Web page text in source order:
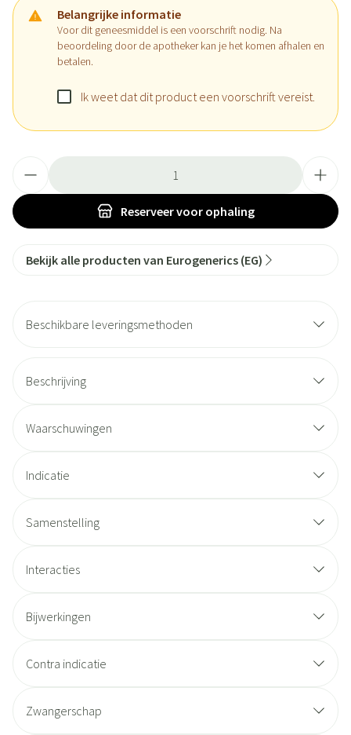
Belangrijke informatie
Voor dit geneesmiddel is een voorschrift nodig. Na
beoordeling door de apotheker kan je het komen afhalen en
betalen.
Ik weet dat dit product een voorschrift vereist.
Reserveervoor ophaling
Bekijk alle producten van Eurogenerics (EG)
Beschikbare leveringsmethoden
Beschrijving
Waarschuwingen
Indicatie
Samenstelling
Interacties
Bijwerkingen
Contra indicatie
Zwangerschap